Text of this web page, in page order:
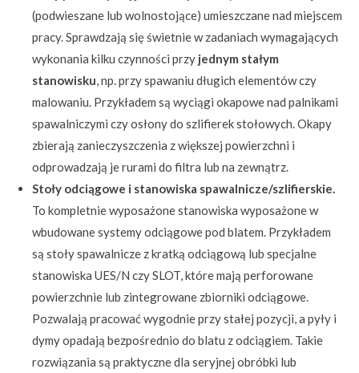
(podwieszane lub wolnostojące) umieszczane nad miejscem
pracy. Sprawdzają się świetnie w zadaniach wymagających
wykonania kilku czynności przy jednym stałym
stanowisku , np. przy spawaniu długich elementów czy
malowaniu. Przykładem są wyciągi okapowe nad palnikami
spawalniczymi czy osłony do szlifierek stołowych. Okapy
zbierają zanieczyszczenia z większej powierzchni i
odprowadzają je rurami do filtra lub na zewnątrz.
Stoły odciągowe i stanowiska spawalnicze/szlifierskie.
To kompletnie wyposażone stanowiska wyposażone w
wbudowane systemy odciągowe pod blatem. Przykładem
są stoły spawalnicze z kratką odciągową lub specjalne
stanowiska UES/N czy SLOT, które mają perforowane
powierzchnie lub zintegrowane zbiorniki odciągowe.
Pozwalają pracować wygodnie przy stałej pozycji, a pyły i
dymy opadają bezpośrednio do blatu z odciągiem. Takie
rozwiązania są praktyczne dla seryjnej obróbki lub